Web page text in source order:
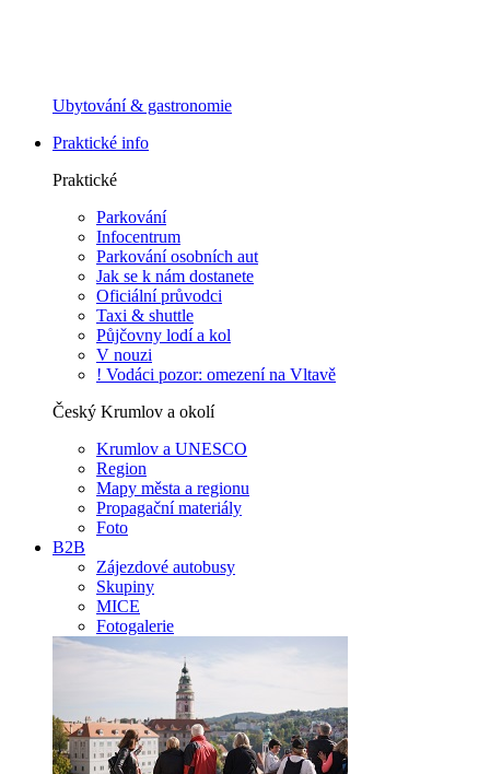
Ubytování & gastronomie
Praktické info
Praktické
Parkování
Infocentrum
Parkování osobních aut
Jak se k nám dostanete
Oficiální průvodci
Taxi & shuttle
Půjčovny lodí a kol
V nouzi
! Vodáci pozor: omezení na Vltavě
Český Krumlov a okolí
Krumlov a UNESCO
Region
Mapy města a regionu
Propagační materiály
Foto
B2B
Zájezdové autobusy
Skupiny
MICE
Fotogalerie